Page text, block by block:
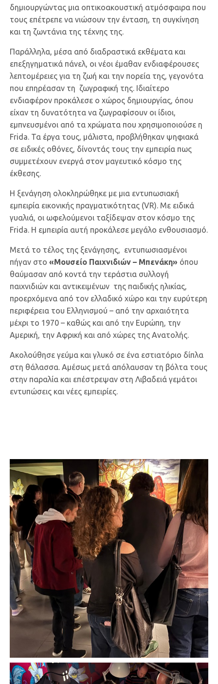
δημιουργώντας μια οπτικοακουστική ατμόσφαιρα που
τους επέτρεπε να νιώσουν την ένταση, τη συγκίνηση
και τη ζωντάνια της τέχνης της.
Παράλληλα, μέσα από διαδραστικά εκθέματα και
επεξηγηματικά πάνελ, οι νέοι έμαθαν ενδιαφέρουσες
λεπτομέρειες για τη ζωή και την πορεία της, γεγονότα
που επηρέασαν τη ζωγραφική της. Ιδιαίτερο
ενδιαφέρον προκάλεσε ο χώρος δημιουργίας, όπου
είχαν τη δυνατότητα να ζωγραφίσουν οι ίδιοι,
εμπνευσμένοι από τα χρώματα που χρησιμοποιούσε η
Frida. Τα έργα τους, μάλιστα, προβλήθηκαν ψηφιακά
σε ειδικές οθόνες, δίνοντάς τους την εμπειρία πως
συμμετέχουν ενεργά στον μαγευτικό κόσμο της
έκθεσης.
Η ξενάγηση ολοκληρώθηκε με μια εντυπωσιακή
εμπειρία εικονικής πραγματικότητας (VR). Με ειδικά
γυαλιά, οι ωφελούμενοι ταξίδεψαν στον κόσμο της
Frida. Η εμπειρία αυτή προκάλεσε μεγάλο ενθουσιασμό.
Μετά το τέλος της ξενάγησης, εντυπωσιασμένοι
πήγαν στο «Μουσείο Παιχνιδιών – Μπενάκη» όπου
θαύμασαν από κοντά την τεράστια συλλογή
παιχνιδιών και αντικειμένων της παιδικής ηλικίας,
προερχόμενα από τον ελλαδικό χώρο και την ευρύτερη
περιφέρεια του Ελληνισμού – από την αρχαιότητα
μέχρι το 1970 – καθώς και από την Ευρώπη, την
Αμερική, την Αφρική και από χώρες της Ανατολής.
Ακολούθησε γεύμα και γλυκό σε ένα εστιατόριο δίπλα
στη θάλασσα. Αμέσως μετά απόλαυσαν τη βόλτα τους
στην παραλία και επέστρεψαν στη Λιβαδειά γεμάτοι
εντυπώσεις και νέες εμπειρίες.